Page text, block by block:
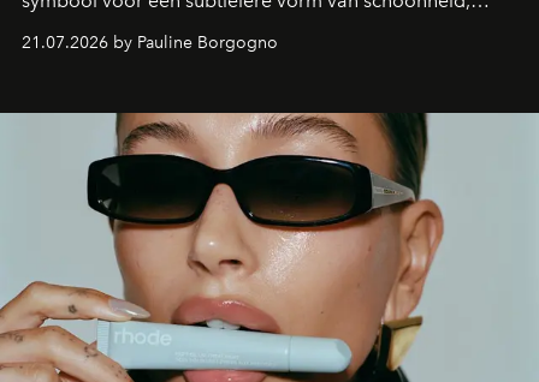
waarin zelfvertrouwen belangrijker is dan een overvloed
aan make-up.
21.07.2026 by Pauline Borgogno